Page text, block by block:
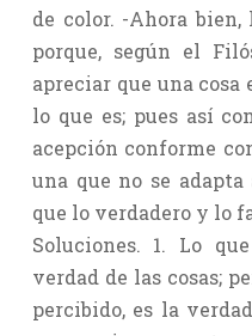
de color. -Ahora bien,
porque, según el
apreciar que una cosa
lo que es; pues así
acepción conforme
una que no se adapta
que lo verdadero y lo
Soluciones. 1. Lo
verdad de las cosas;
percibido, es la